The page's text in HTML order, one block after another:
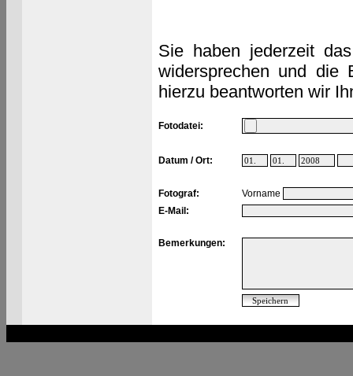
Sie haben jederzeit
widersprechen und die
hierzu beantworten wir
Fotodatei:
Datum / Ort:
Fotograf:
Vorname
E-Mail:
Bemerkungen: